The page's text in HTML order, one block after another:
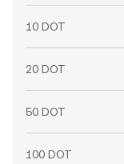
10 DOT
20 DOT
50 DOT
100 DOT